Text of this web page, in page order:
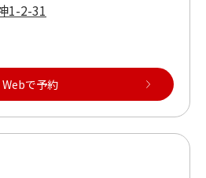
1-2-31
Webで予約